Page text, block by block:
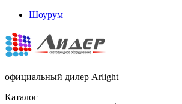
Шоурум
официальный дилер Arlight
Каталог